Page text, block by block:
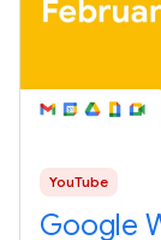
YouTube
Google